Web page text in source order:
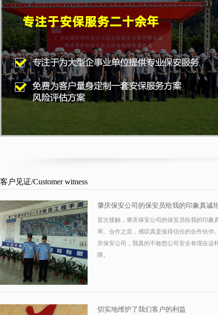
客户见证/Customer witness
肇庆保安公司的保安员给我的印象真诚
首次接触，肇庆保安公司的保安员给我的印象
率。合作之后，感叹真是值得信任的合作伙伴
庆保安公司，我真的不敢想公司安全有现在这
障。
切实地维护了我们客户的利益